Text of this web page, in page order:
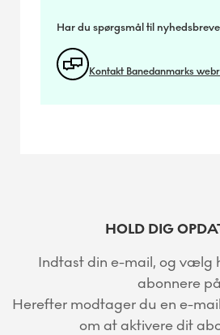
Har du spørgsmål til
Kontakt Banedanmarks
HOLD DIG
Indtast din e-mail, og vælg
abonnere
Herefter modtager du en e-
om at aktivere dit